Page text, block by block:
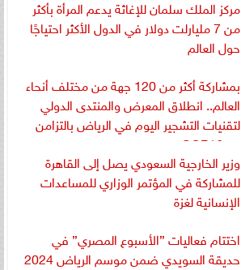
مركز الملك سلمان للإغاثة يدعم المرأة بأكثر
من 7 مليارلت دولار في الدول الأكثر احتياجًا
حول العالم
بمشاركة أكثر من 120 جهة من مختلف أنحاء
العالم.. انطلاق المعرض والمنتدى الدولي
لتقنيات التشجير اليوم في الرياض بالتزامن
وزير الخارجية السعودي يصل إلى القاهرة
للمشاركة في المؤتمر الوزاري للمساعدات
الإنسانية لغزة
اختتام فعاليات ”الأسبوع المصري” في
حديقة السويدي ضمن موسم الرياض 2024